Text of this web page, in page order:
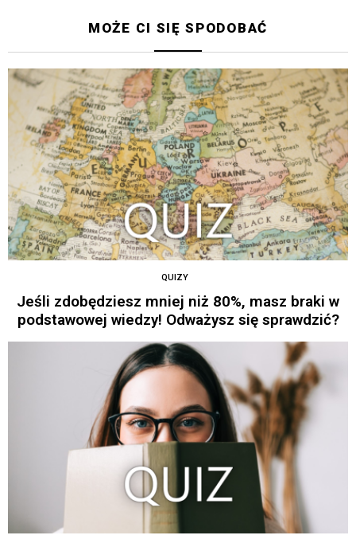
MOŻE CI SIĘ SPODOBAĆ
QUIZY
Jeśli zdobędziesz mniej niż 80%, masz braki w
podstawowej wiedzy! Odważysz się sprawdzić?